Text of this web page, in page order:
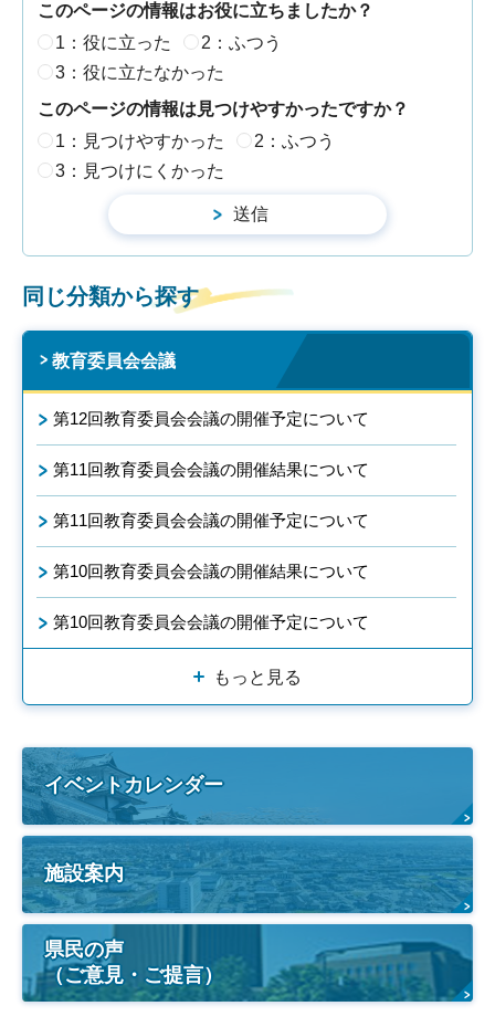
このページの情報はお役に立ちましたか？
1：役に立った
2：ふつう
3：役に立たなかった
このページの情報は見つけやすかったですか？
1：見つけやすかった
2：ふつう
3：見つけにくかった
同じ分類から探す
教育委員会会議
第12回教育委員会会議の開催予定について
第11回教育委員会会議の開催結果について
第11回教育委員会会議の開催予定について
第10回教育委員会会議の開催結果について
第10回教育委員会会議の開催予定について
もっと見る
イベントカレンダー
施設案内
県民の声
（ご意見・ご提言）